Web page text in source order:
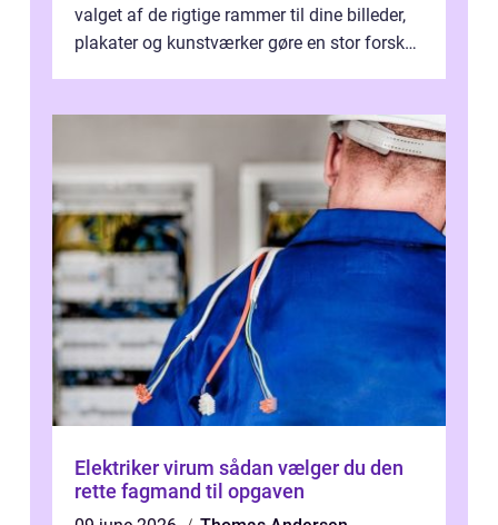
valget af de rigtige rammer til dine billeder,
plakater og kunstværker gøre en stor forskel.
Elektriker virum sådan vælger du den
rette fagmand til opgaven